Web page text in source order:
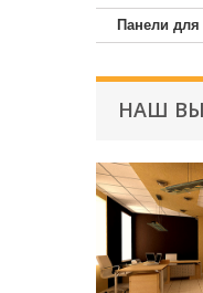
Панели
НАШ